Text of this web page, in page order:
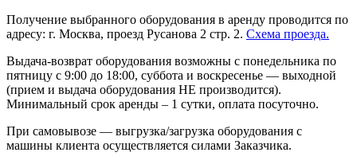
Получение выбранного оборудования в аренду проводится по
адресу: г. Москва, проезд Русанова 2 стр. 2. Схема проезда.
Выдача-возврат оборудования возможны с понедельника по
пятницу с 9:00 до 18:00, суббота и воскресенье — выходной
(прием и выдача оборудования НЕ производится).
Минимальный срок аренды – 1 сутки, оплата посуточно.
При самовывозе — выгрузка/загрузка оборудования с
машины клиента осуществляется силами Заказчика.